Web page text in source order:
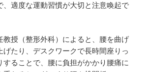
、適度な運動習慣が大切と注意喚起で
教授（整形外科）によると、腰を曲げ
げたり、デスクワークで長時間座りっ
することで、腰に負担がかかり腰痛に